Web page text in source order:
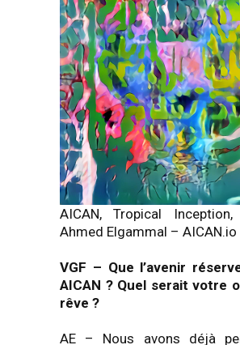
AICAN, Tropical
Ahmed Elgammal – AICAN.io
VGF – Que l’avenir
AICAN ? Quel serait votre
rêve ?
AE – Nous avons déjà